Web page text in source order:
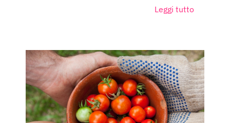
Leggi tutto